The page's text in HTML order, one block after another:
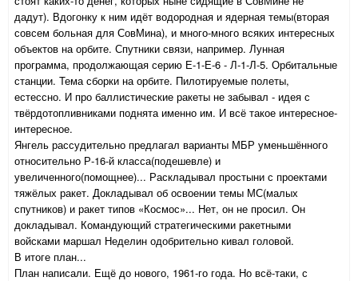
дадут). Вдогонку к ним идёт водородная и ядерная темы(вторая
совсем больная для СовМина), и много-много всяких интересных
объектов на орбите. Спутники связи, например. Лунная
программа, продолжающая серию Е-1-Е-6 - Л-1-Л-5. Орбитальные
станции. Тема сборки на орбите. Пилотируемые полеты,
естессно. И про баллистические ракеты не забывал - идея с
твёрдотопливниками поднята именно им. И всё такое интересное-
интересное.
Янгель рассудительно предлагал варианты МБР уменьшённого
относительно Р-16-й класса(подешевле) и
увеличенного(помощнее)... Раскладывал простыни с проектами
тяжёлых ракет. Докладывал об освоении темы МС(малых
спутников) и ракет типов «Космос»... Нет, он не просил. Он
докладывал. Командующий стратегическими ракетными
войсками маршал Неделин одобрительно кивал головой.
В итоге план...
План написали. Ещё до нового, 1961-го года. Но всё-таки, с